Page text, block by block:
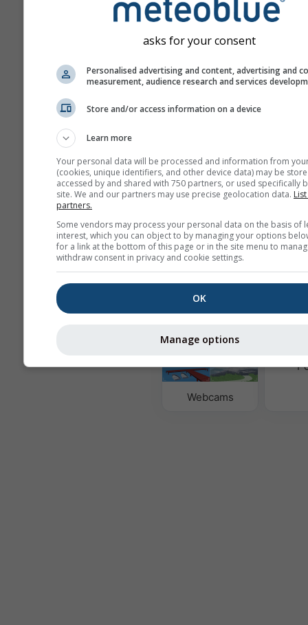
Wir geben Ihre E-Mail-Adresse
Datenschutzrichtlinie
Diensten verwendbar sein.
Weitere Wetterdaten
Webcams
asks for your consent
Personalised advertising and content, advertising and
measurement, audience research and services
Store and/or access information on a device
Learn more
Your personal data will be processed and information from
(cookies, unique identifiers, and other device data) may be
accessed by and shared with 750 partners, or used specifically
site. We and our partners may use precise geolocation data.
partners.
Some vendors may process your personal data on the basis of
interest, which you can object to by managing your options
for a link at the bottom of this page or in the site menu to
withdraw consent in privacy and cookie settings.
OK
Manage options